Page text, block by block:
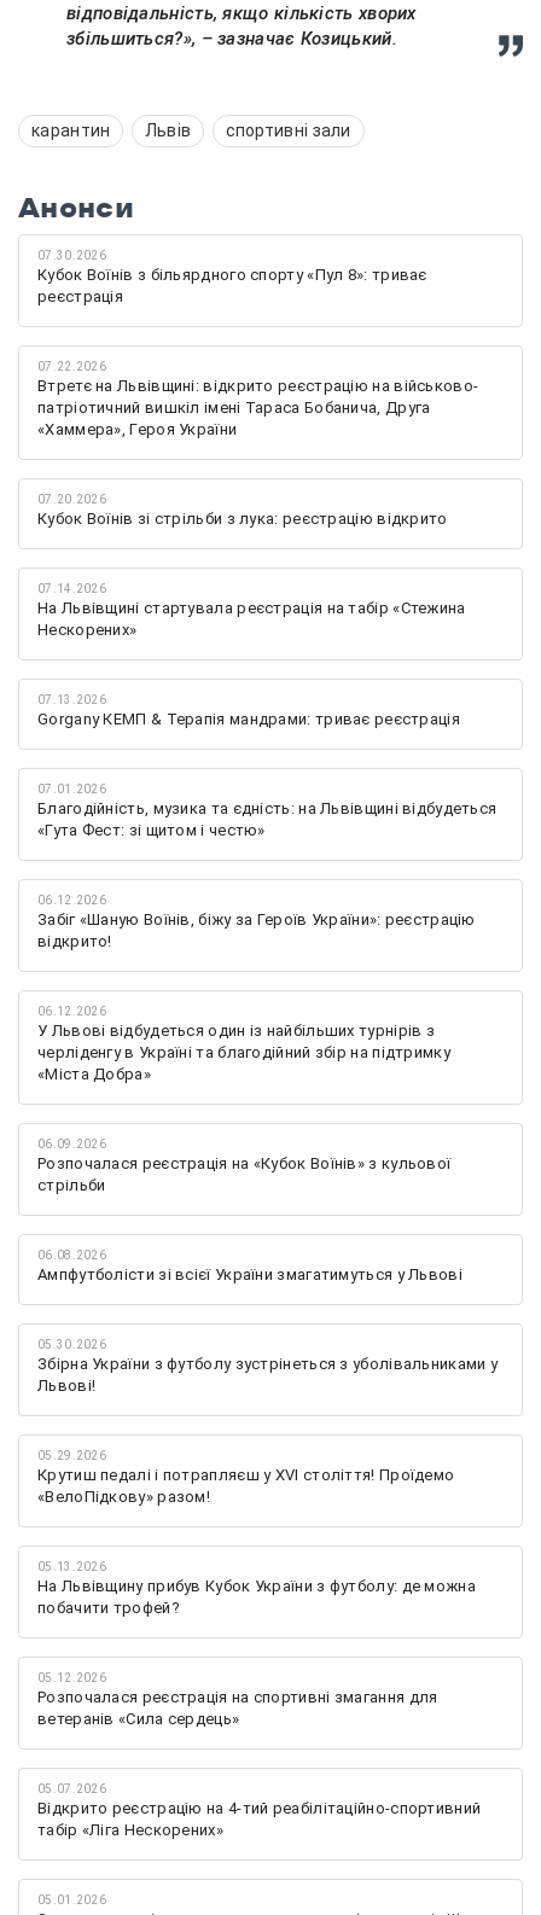
відповідальність, якщо кількість хворих
збільшиться?», – зазначає Козицький.
карантин Львів спортивні зали
Анонси
07.30.2026
Кубок Воїнів з більярдного спорту «Пул 8»: триває
реєстрація
07.22.2026
Втретє на Львівщині: відкрито реєстрацію на військово-
патріотичний вишкіл імені Тараса Бобанича, Друга
«Хаммера», Героя України
07.20.2026
Кубок Воїнів зі стрільби з лука: реєстрацію відкрито
07.14.2026
На Львівщині стартувала реєстрація на табір «Стежина
Нескорених»
07.13.2026
Gorgany КЕМП & Терапія мандрами: триває реєстрація
07.01.2026
Благодійність, музика та єдність: на Львівщині відбудеться
«Гута Фест: зі щитом і честю»
06.12.2026
Забіг «Шаную Воїнів, біжу за Героїв України»: реєстрацію
відкрито!
06.12.2026
У Львові відбудеться один із найбільших турнірів з
черліденгу в Україні та благодійний збір на підтримку
«Міста Добра»
06.09.2026
Розпочалася реєстрація на «Кубок Воїнів» з кульової
стрільби
06.08.2026
Ампфутболісти зі всієї України змагатимуться у Львові
05.30.2026
Збірна України з футболу зустрінеться з уболівальниками у
Львові!
05.29.2026
Крутиш педалі і потрапляєш у XVI століття! Проїдемо
«ВелоПідкову» разом!
05.13.2026
На Львівщину прибув Кубок України з футболу: де можна
побачити трофей?
05.12.2026
Розпочалася реєстрація на спортивні змагання для
ветеранів «Сила сердець»
05.07.2026
Відкрито реєстрацію на 4-тий реабілітаційно-спортивний
табір «Ліга Нескорених»
05.01.2026